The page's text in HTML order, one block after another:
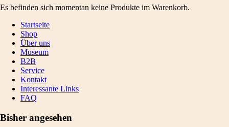
Es befinden sich momentan keine Produkte im Warenkorb.
Startseite
Shop
Über uns
Museum
B2B
Service
Kontakt
Interessante Links
FAQ
Bisher angesehen